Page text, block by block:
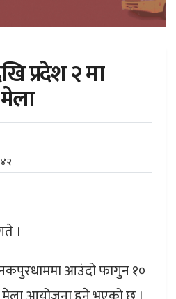
प्रदेश २ मा
।
आउंदो फागुन १०